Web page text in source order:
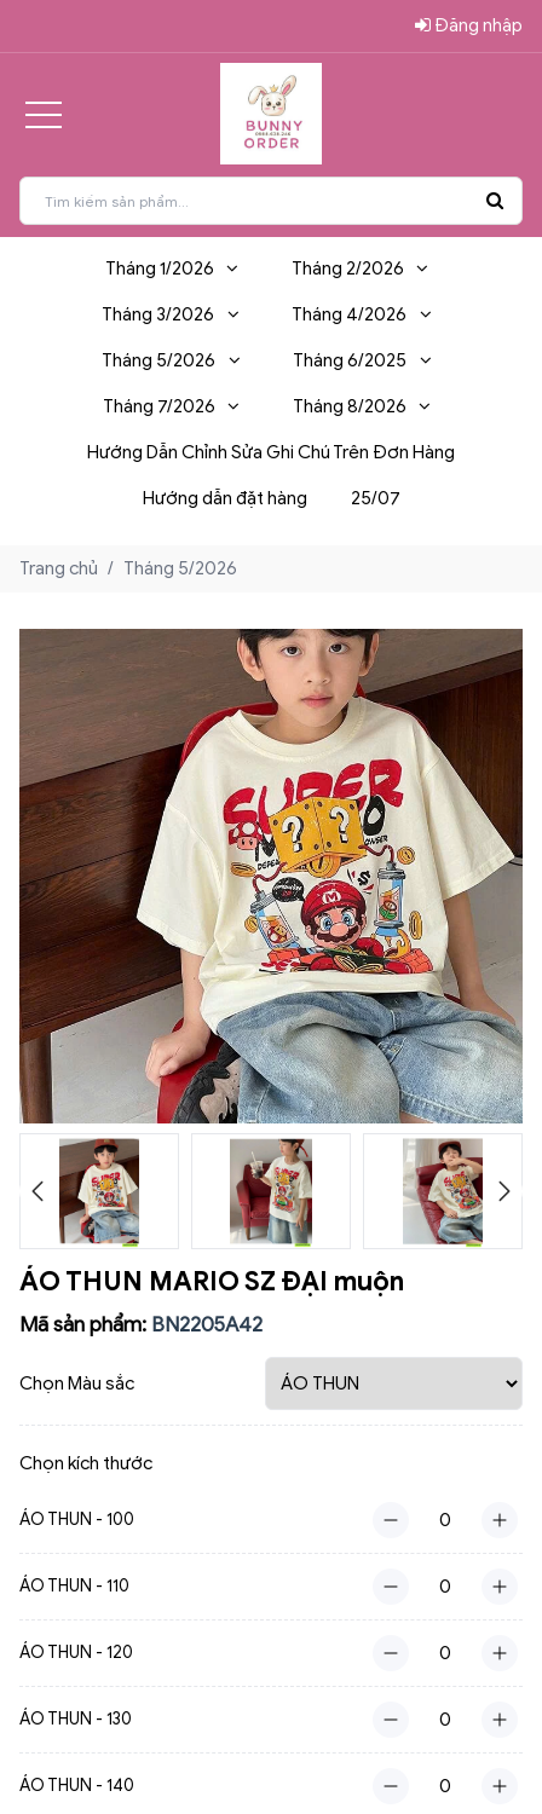
Đăng nhập
Tháng 1/2026 Tháng 2/2026
Tháng 3/2026 Tháng 4/2026
Tháng 5/2026 Tháng 6/2025
Tháng 7/2026 Tháng 8/2026
Hướng Dẫn Chỉnh Sửa Ghi Chú Trên Đơn Hàng
Hướng dẫn đặt hàng 25/07
Trang chủ / Tháng 5/2026
ÁO THUN MARIO SZ ĐẠI muộn
Mã sản phẩm: BN2205A42
Chọn Màu sắc
Chọn kích thước
ÁO THUN - 100
ÁO THUN - 110
ÁO THUN - 120
ÁO THUN - 130
ÁO THUN - 140